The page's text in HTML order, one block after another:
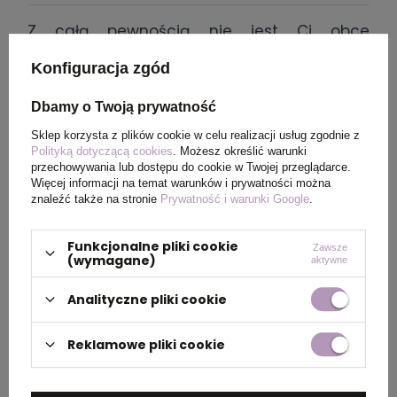
Z całą pewnością nie jest Ci obce
wielokrotnie udowodniono, że na pozytywny
odbiór posiłków wpływa zarówno ich wygląd,
które towarzyszą całemu procesowi! Z tego
względu oferujemy atrakcyjne akcesoria
kuchenne z logo, które są jednocześnie
wśród nich takie produkty, jak deski do
serwowania jedzenia, estetyczne podstawki
czy zestaw do herbaty. Zapraszamy do
zapoznania się również z ofertą gadżetów
Wyposażenie każdej kuchni,
Konfiguracja zgód
Dbamy o Twoją prywatność
Sklep korzysta z plików cookie w celu realizacji usług zgodnie z
Polityką dotyczącą cookies . Możesz określić warunki
przechowywania lub dostępu do cookie w Twojej przeglądarce.
Więcej informacji na temat warunków i prywatności można
znaleźć także na stronie Prywatność i warunki Google
Funkcjonalne pliki cookie
(wymagane)
Zawsze
aktywne
Analityczne pliki cookie
Reklamowe pliki cookie